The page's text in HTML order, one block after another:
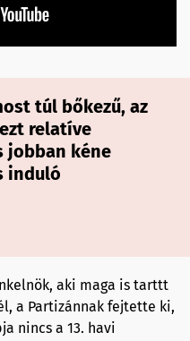
túl bőkezű, az
relatíve
jobban kéne
induló
aki maga is tarttt
a Partizánnak fejtette ki,
nincs a 13. havi